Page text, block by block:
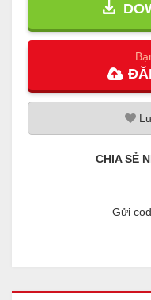
CHIA SẺ
Gửi